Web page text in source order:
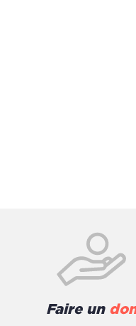
Faire un